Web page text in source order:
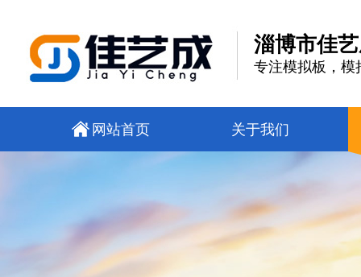
淄博市佳
专注模拟板，模
网站首页 关于我们